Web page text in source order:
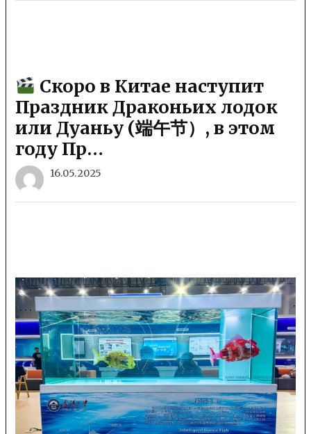
Скоро в Китае наступит
Праздник Драконьих лодок
или Дуаньу (端午节）, в этом
году Пр…
16.05.2025